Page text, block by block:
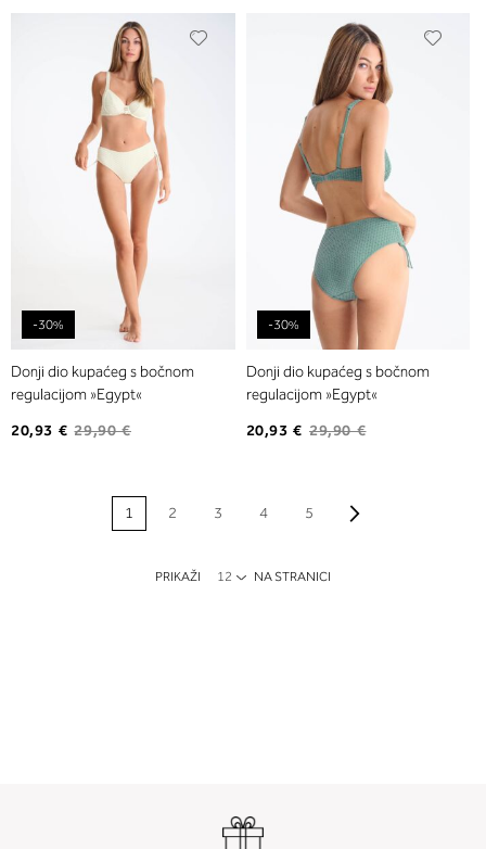
-30%
Donji dio kupaćeg s bočnom
regulacijom »Egypt«
20,93 € 29,90 €
-30%
Donji dio kupaćeg s bočnom
regulacijom »Egypt«
20,93 € 29,90 €
Trenutno pregledavate stranicu
1 Stranica
2 Stranica
3 4 5
PRIKAŽI NA STRANICI